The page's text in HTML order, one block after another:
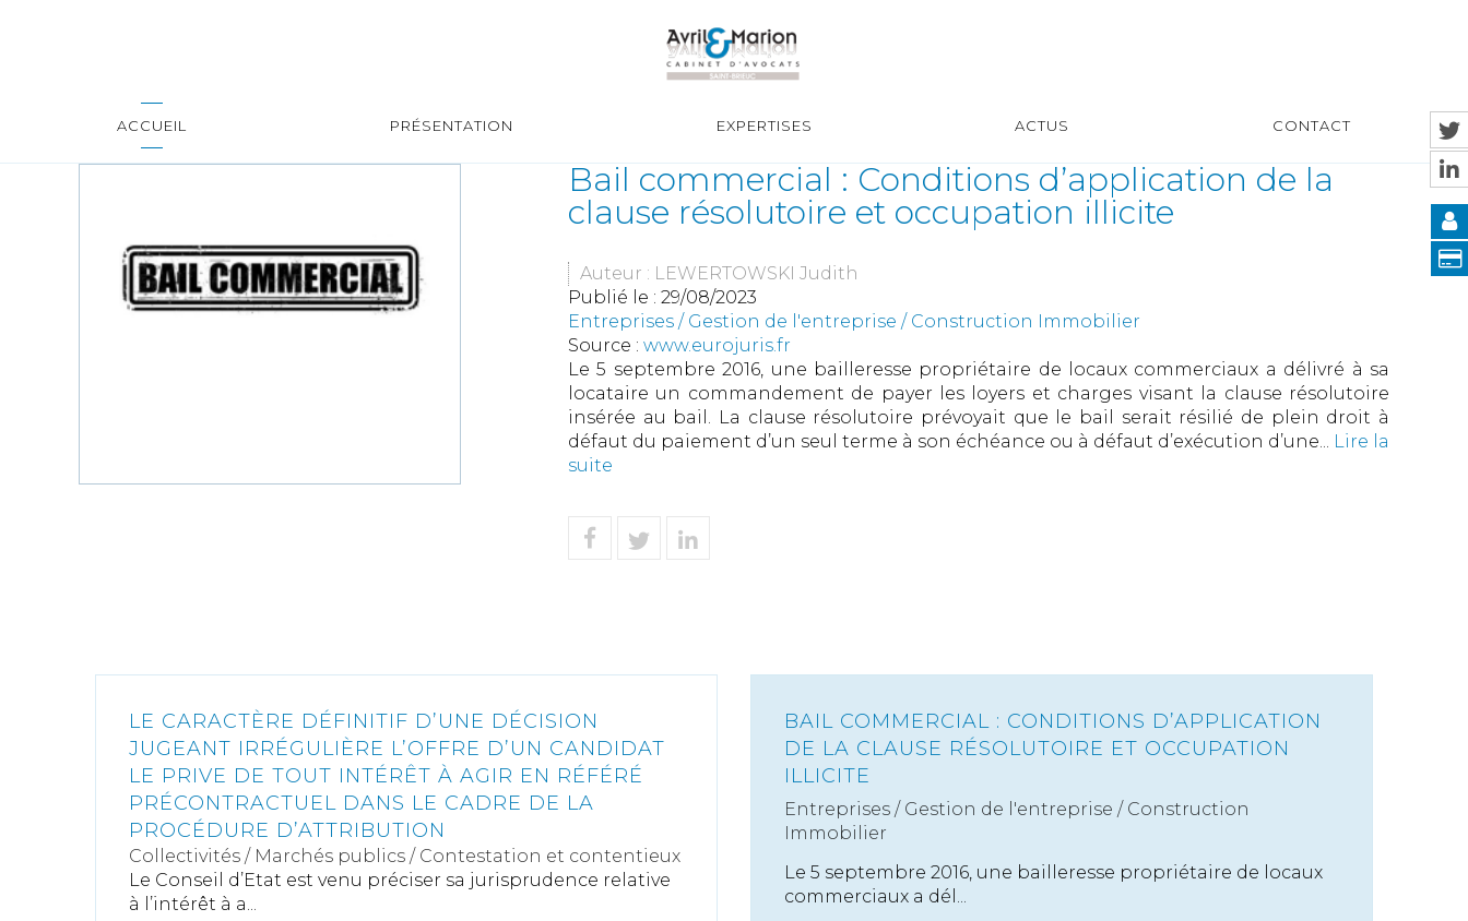
ACCUEIL PRÉSENTATION EXPERTISES ACTUS CONTACT
Bail commercial : Conditions d’application de la
clause résolutoire et occupation illicite
Auteur : LEWERTOWSKI Judith
Publié le : 29/08/2023
Entreprises / Gestion de l'entreprise / Construction Immobilier
Source : www.eurojuris.fr
Le 5 septembre 2016, une bailleresse propriétaire de locaux commerciaux a délivré à sa
locataire un commandement de payer les loyers et charges visant la clause résolutoire
insérée au bail. La clause résolutoire prévoyait que le bail serait résilié de plein droit à
défaut du paiement d’un seul terme à son échéance ou à défaut d’exécution d’une... Lire la
suite
LE CARACTÈRE DÉFINITIF D’UNE DÉCISION
JUGEANT IRRÉGULIÈRE L’OFFRE D’UN CANDIDAT
LE PRIVE DE TOUT INTÉRÊT À AGIR EN RÉFÉRÉ
PRÉCONTRACTUEL DANS LE CADRE DE LA
PROCÉDURE D’ATTRIBUTION
Collectivités / Marchés publics / Contestation et contentieux
Le Conseil d’Etat est venu préciser sa jurisprudence relative
à l’intérêt à a...
BAIL COMMERCIAL : CONDITIONS D’APPLICATION
DE LA CLAUSE RÉSOLUTOIRE ET OCCUPATION
ILLICITE
Entreprises / Gestion de l'entreprise / Construction
Immobilier
Le 5 septembre 2016, une bailleresse propriétaire de locaux
commerciaux a dél...